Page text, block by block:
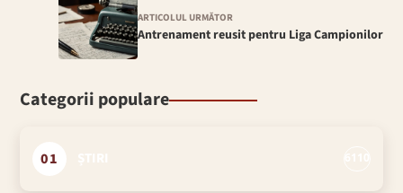
ARTICOLUL URMĂTOR
Antrenament reusit pentru Liga Campionilor
Categorii populare
01